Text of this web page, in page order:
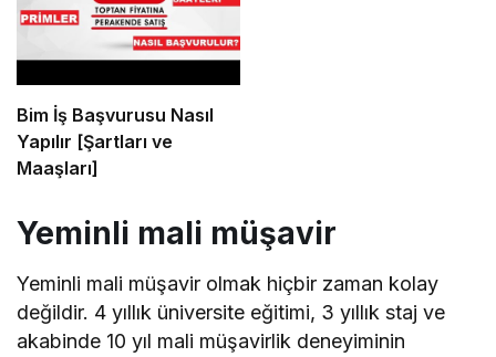
Bim İş Başvurusu Nasıl
Yapılır [Şartları ve
Maaşları]
Yeminli mali müşavir
Yeminli mali müşavir olmak hiçbir zaman kolay
değildir. 4 yıllık üniversite eğitimi, 3 yıllık staj ve
akabinde 10 yıl mali müşavirlik deneyiminin